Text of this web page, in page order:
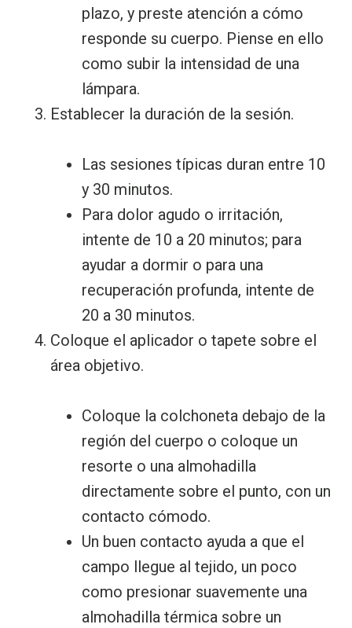
plazo, y preste atención a cómo
responde su cuerpo. Piense en ello
como subir la intensidad de una
lámpara.
Establecer la duración de la sesión.
Las sesiones típicas duran entre 10
y 30 minutos.
Para dolor agudo o irritación,
intente de 10 a 20 minutos; para
ayudar a dormir o para una
recuperación profunda, intente de
20 a 30 minutos.
Coloque el aplicador o tapete sobre el
área objetivo.
Coloque la colchoneta debajo de la
región del cuerpo o coloque un
resorte o una almohadilla
directamente sobre el punto, con un
contacto cómodo.
Un buen contacto ayuda a que el
campo llegue al tejido, un poco
como presionar suavemente una
almohadilla térmica sobre un